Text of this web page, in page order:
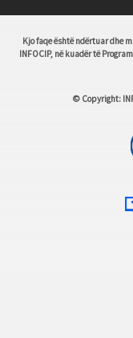
Kjo faqe është ndërtuar dhe
INFOCIP, në kuadër të
© Copyright: